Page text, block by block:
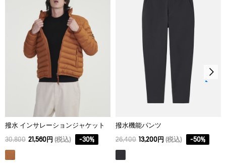
ドライクリーニング処理ができない。
ウェットクリーニング処理はできない。
M
L 86
XL
撥水 インサレーションジャケット
30,800 21,560円 (税込) -30%
撥水機能パンツ
26,400 13,200円 (税込) -50%